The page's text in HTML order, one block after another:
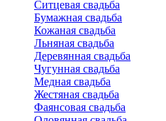
Ситцевая свадьба
Бумажная свадьба
Кожаная свадьба
Льняная свадьба
Деревянная свадьба
Чугунная свадьба
Медная свадьба
Жестяная свадьба
Фаянсовая свадьба